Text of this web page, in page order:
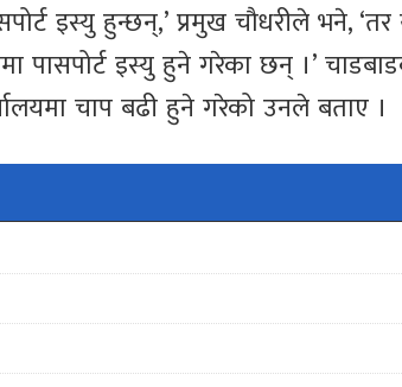
इस्यु हुन्छन्,’ प्रमुख चौधरीले भने, ‘तर
पासपोर्ट इस्यु हुने गरेका छन् ।’
चाप बढी हुने गरेको उनले बताए ।